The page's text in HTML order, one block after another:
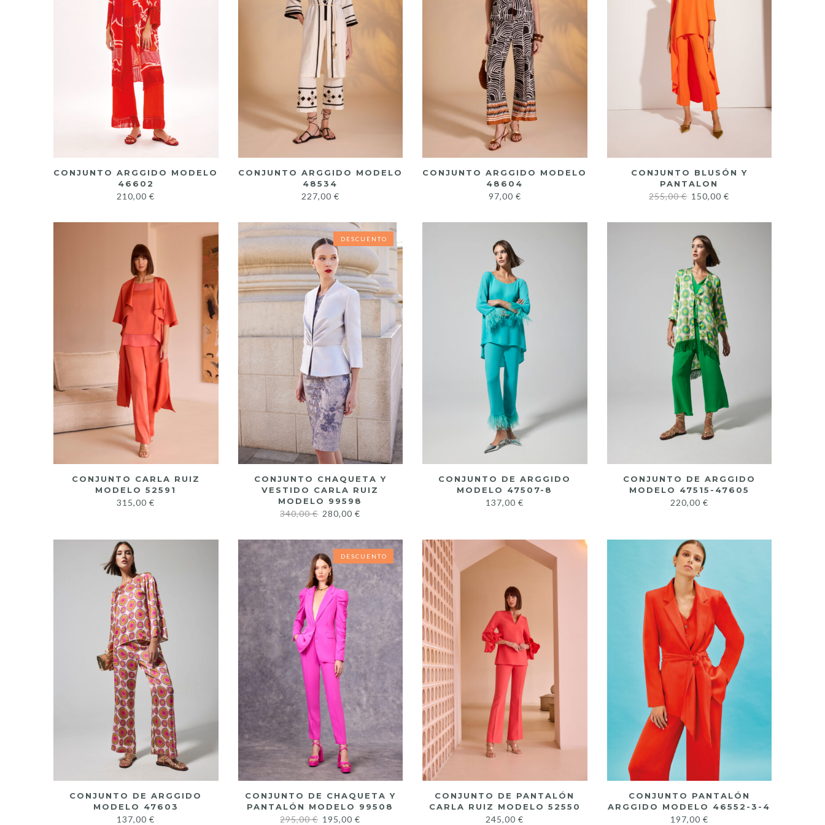
CONJUNTO ARGGIDO MODELO
46602
210,00€
CONJUNTO ARGGIDO MODELO
48534
227,00 €
CONJUNTO ARGGIDO MODELO
48604
97,00 €
CONJUNTO BLUSÓN Y
PANTALON
255,00€ 150,00€
CONJUNTO CARLA RUIZ
MODELO 52591
315,00€
DESCUENTO
DESCUENTO
CONJUNTO CHAQUETA Y
VESTIDO CARLA RUIZ
MODELO 99598
340,00€ 280,00€
CONJUNTO DE ARGGIDO
MODELO 47507-8
137,00€
CONJUNTO DE ARGGIDO
MODELO 47515-47605
220,00 €
CONJUNTO DE ARGGIDO
MODELO 47603
137,00€
DESCUENTO
DESCUENTO
CONJUNTO DE CHAQUETA Y
PANTALÓN MODELO 99508
295,00€ 195,00€
CONJUNTO DE PANTALÓN
CARLA RUIZ MODELO 52550
245,00€
CONJUNTO PANTALÓN
ARGGIDO MODELO 46552-3-4
197,00 €